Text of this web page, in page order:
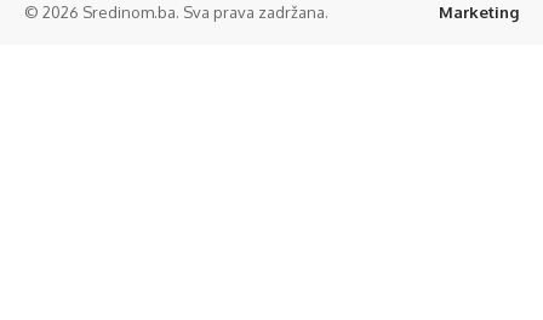
© 2026 Sredinom.ba. Sva prava zadržana. Marketing